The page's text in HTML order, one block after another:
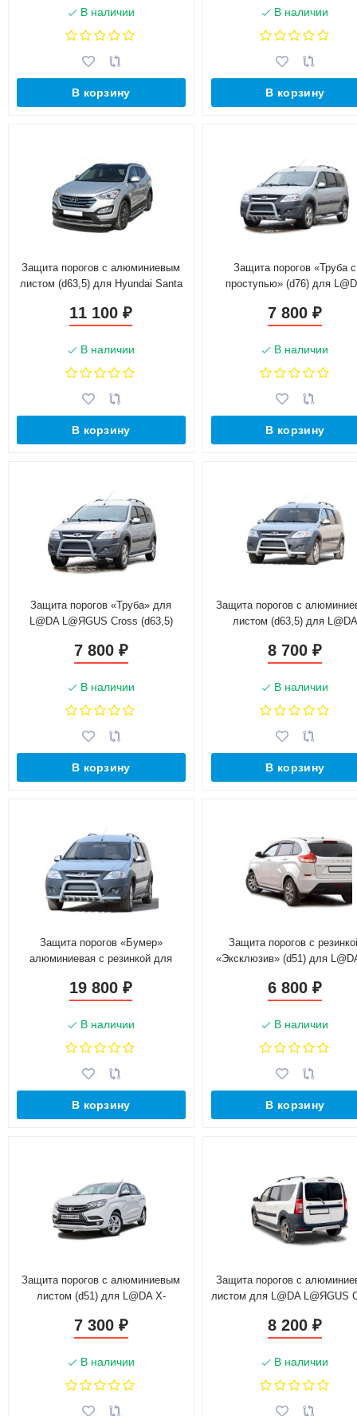
В наличии
В корзину
В наличии
В корзину
Защита порогов с алюминиевым
листом (d63,5) для Hyundai Santa
11 100₽
В наличии
В корзину
Защита порогов «Труба с
проступью» (d76) для
7 800₽
В наличии
В корзину
Защита порогов «Труба» для
L@DA L@ЯGUS Cross (d63,5)
7 800 ₽
В наличии
В корзину
Защита порогов с
листом (d63,5) для L@DA
8 700₽
В наличии
В корзину
Защита порогов «Бумер»
алюминиевая с резинкой для
19 800₽
В наличии
В корзину
Защита порогов с
«Эксклюзив» (d51) для
6 800₽
В наличии
В корзину
Защита порогов с алюминиевым
листом (d51) для L@DA X-
7 300 ₽
В наличии
Защита порогов с
листом для L@DA L@ЯGUS
8 200₽
В наличии